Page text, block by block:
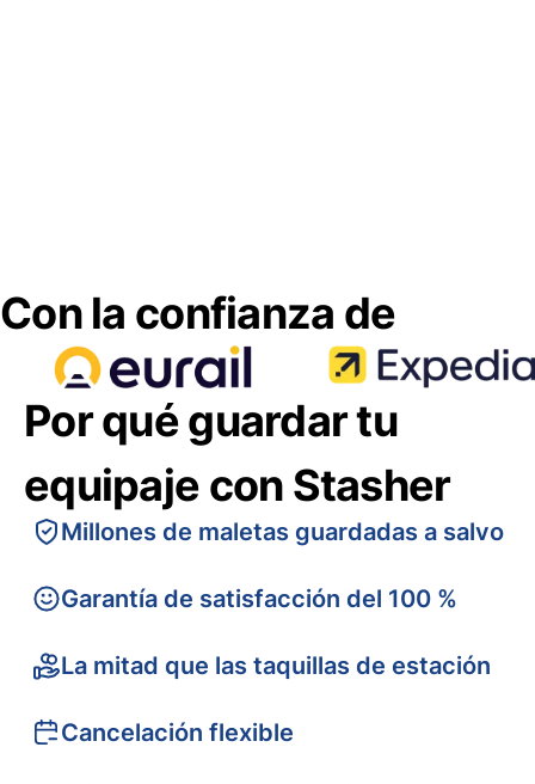
Con la confianza de
Por qué guardar tu
equipaje con Stasher
Millones de maletas guardadas a salvo
Garantía de satisfacción del 100 %
La mitad que las taquillas de estación
Cancelación flexible